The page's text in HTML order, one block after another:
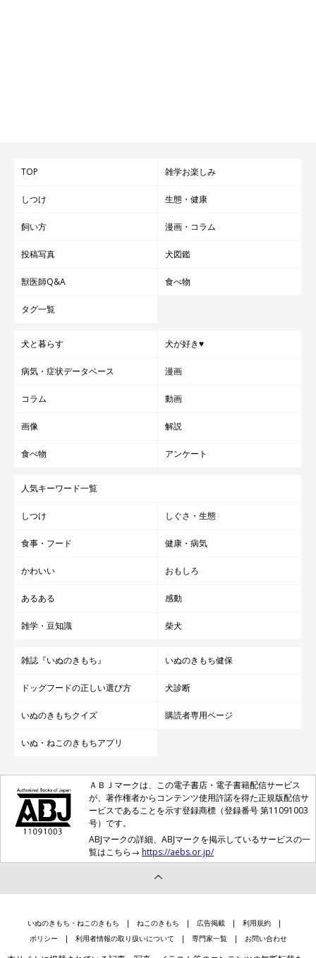
TOP 雑学お楽しみ
しつけ 生態・健康
飼い方 漫画・コラム
投稿写真 犬図鑑
獣医師Q&A 食べ物
タグ一覧
犬と暮らす 犬が好き♥
病気・症状データベース 漫画
コラム 動画
画像 解説
食べ物 アンケート
人気キーワード一覧
しつけ しぐさ・生態
食事・フード 健康・病気
かわいい おもしろ
あるある 感動
雑学・豆知識 柴犬
雑誌『いぬのきもち』 いぬのきもち健保
ドッグフードの正しい選び方 犬診断
いぬのきもちクイズ 購読者専用ページ
いぬ・ねこのきもちアプリ
ＡＢＪマークは、この電子書店・電子書籍配信サービス
が、著作権者からコンテンツ使用許諾を得た正規版配信サ
ービスであることを示す登録商標（登録番号 第11091003
号）です。
ABJマークの詳細、ABJマークを掲示しているサービスの一
覧はこちら→ https://aebs.or.jp/
いぬのきもち・ねこのきもち ねこのきもち 広告掲載
利用規約
ポリシー
利用者情報の取り扱いについて 専門家一覧 お問い合わせ